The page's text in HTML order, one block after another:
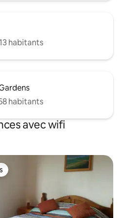
habitants
habitants
avec wifi